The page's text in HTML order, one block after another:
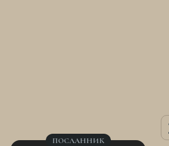
ПОСЛАННИК